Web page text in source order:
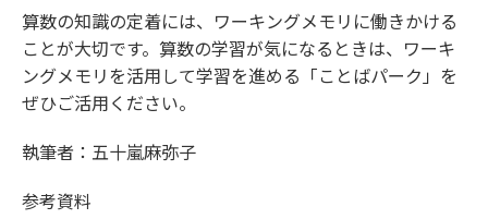
算数の知識の定着には、ワーキングメモリに働きかける
ことが大切です。算数の学習が気になるときは、ワーキ
ングメモリを活用して学習を進める「ことばパーク」を
ぜひご活用ください。
執筆者：五十嵐麻弥子
参考資料